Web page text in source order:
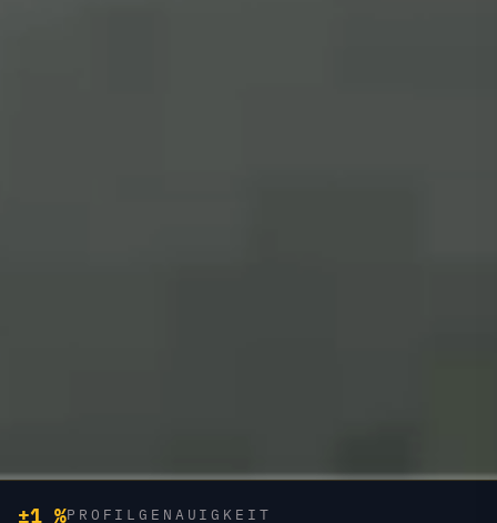
±1 %PROFILGENAUIGKEIT